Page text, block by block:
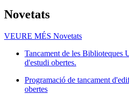
Novetats
VEURE MÉS Novetats
Tancament de les Biblioteques
d'estudi obertes.
Programació de tancament
obertes